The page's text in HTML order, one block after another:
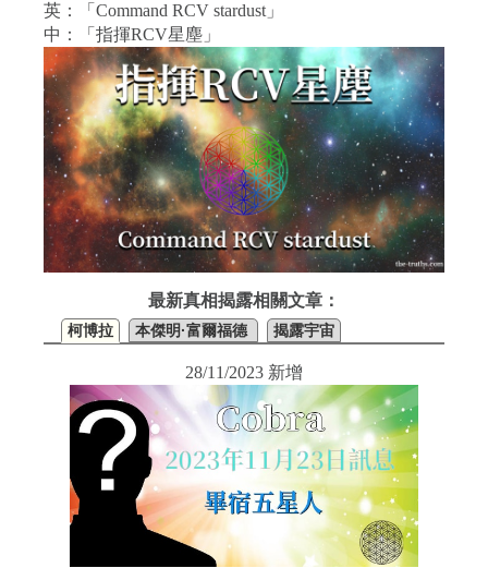
英：「Command RCV stardust」
中：「指揮RCV星塵」
最新真相揭露相關文章：
柯博拉 本傑明·富爾福德 揭露宇宙
28/11/2023 新增